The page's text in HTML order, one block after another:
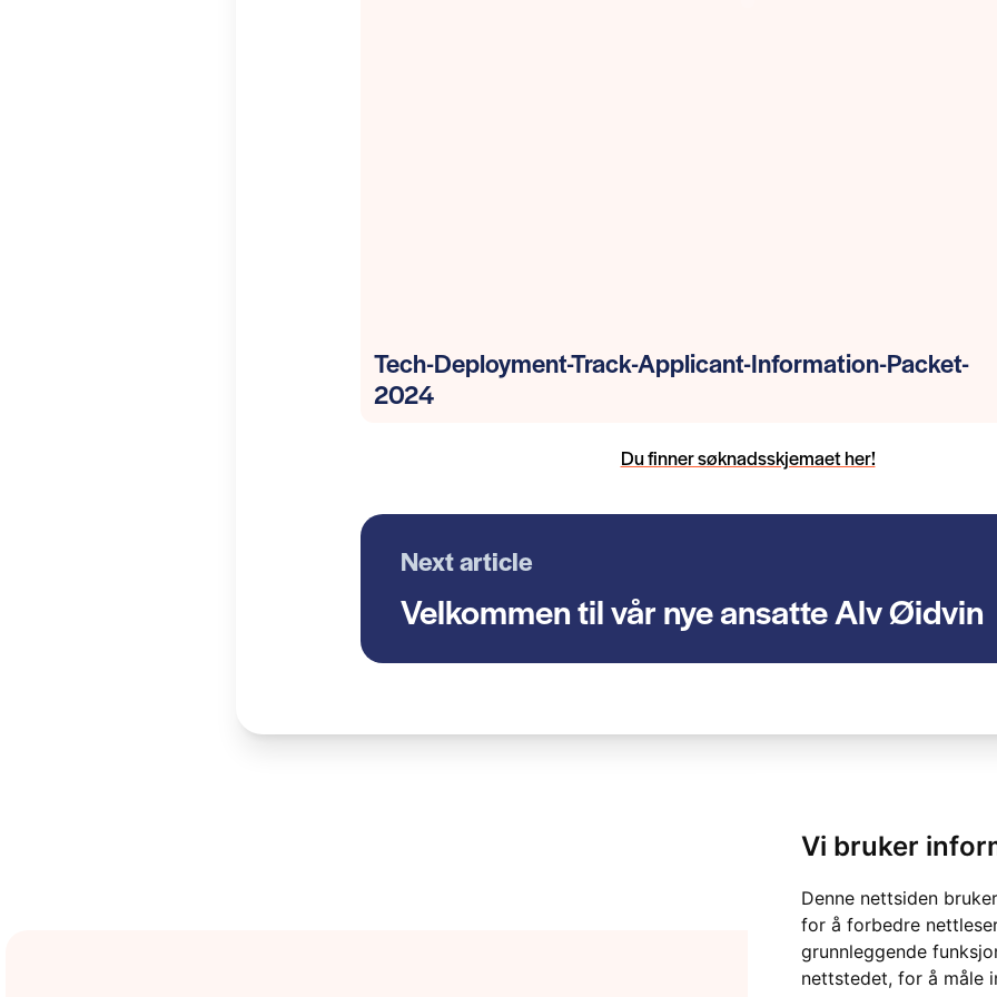
Vi bruker
Denne nettsiden
for å forbedre
grunnleggende
nettstedet, for å måle
Tech-Deployment-Track-Applicant-Information-Packet-
2024
Du finner søknadsskjemaet her!
Next article
Velkommen til vår nye ansatte Alv Øidvin